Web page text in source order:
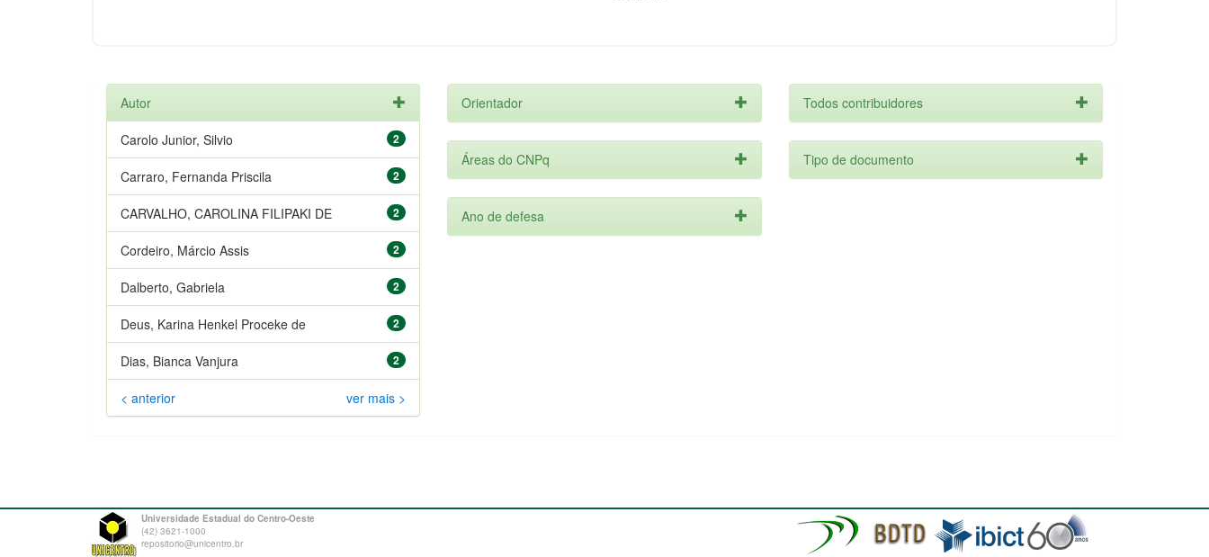
Autor
2
Carolo Junior, Silvio
2
Carraro, Fernanda Priscila
2
CARVALHO, CAROLINA FILIPAKI DE
2
Cordeiro, Márcio Assis
2
Dalberto, Gabriela
2
Deus, Karina Henkel Proceke de
2
Dias, Bianca Vanjura
< anterior ver mais >
Orientador Todos contribuidores
Áreas do CNPq Tipo de documento
Ano de defesa
Universidade Estadual do Centro-Oeste
(42) 3621-1000
repositorio@unicentro.br